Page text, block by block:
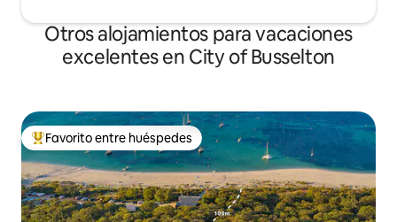
Otros alojamientos para vacaciones
excelentes en City of Busselton
Favorito entre huéspedes preferido
Favorito entre huéspedes